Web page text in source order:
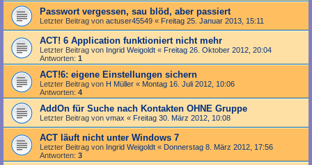
Passwort vergessen, sau blöd, aber passiert
Letzter Beitrag von actuser45549 « Freitag 25. Januar 2013, 15:11
ACT! 6 Application funktioniert nicht mehr
Letzter Beitrag von Ingrid Weigoldt « Freitag 26. Oktober 2012, 20:04
Antworten: 1
ACT!6: eigene Einstellungen sichern
Letzter Beitrag von H Müller « Montag 16. Juli 2012, 10:06
Antworten: 4
AddOn für Suche nach Kontakten OHNE Gruppe
Letzter Beitrag von vmax « Freitag 30. März 2012, 10:08
ACT läuft nicht unter Windows 7
Letzter Beitrag von Ingrid Weigoldt « Donnerstag 8. März 2012, 17:56
Antworten: 3